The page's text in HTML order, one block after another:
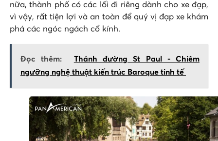
nữa, thành phố có các lối đi riêng dành cho xe đạp,
vì vậy, rất tiện lợi và an toàn để quý vị đạp xe khám
phá các ngóc ngách cổ kính.
Đọc thêm:
Thánh đường St Paul - Chiêm
ngưỡng nghệ thuật kiến trúc Baroque tinh tế